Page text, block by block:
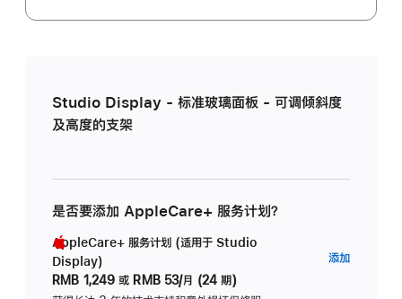
Studio Display - 标准玻璃面板 - 可调倾斜度
及高度的支架
是否要添加 AppleCare+ 服务计划？
AppleCare+ 服务计划 (适用于 Studio
Display)
RMB 1,249 或 RMB 53/月 (24 期)
添加